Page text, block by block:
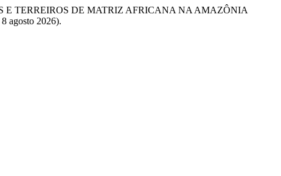
E TERREIROS DE MATRIZ AFRICANA NA AMAZÔNIA
agosto 2026).